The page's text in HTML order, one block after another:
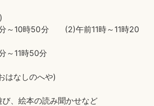
～10時50分 (2)午前11時～11時20
～11時50分
はなしのへや)
、絵本の読み聞かせなど